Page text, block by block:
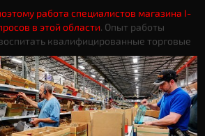
работа специалистов магазина I-
в этой области. Опыт работы
квалифицированные торговые